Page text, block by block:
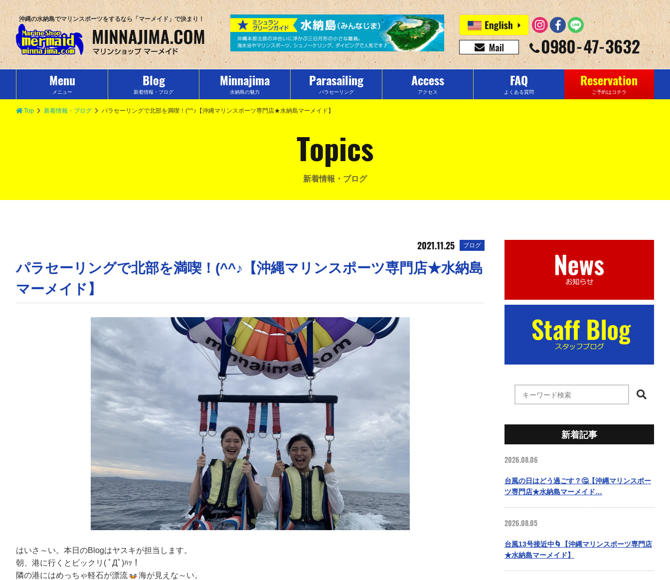
沖縄の水納島でマリンスポーツをするなら「マーメイド」で決まり！
Menu
メニュー
Blog
新着情報・ブログ
Minnajima
水納島の魅力
Parasailing
パラセーリング
Access
アクセス
FAQ
よくある質問
Reservation
ご予約はコチラ
Top 新着情報・ブログ パラセーリングで北部を満喫！(^^♪【沖縄マリンスポーツ専門店★水納島マーメイド】
Topics
新着情報・ブログ
2021.11.25 ブログ
パラセーリングで北部を満喫！(^^♪【沖縄マリンスポーツ専門店★水納島
マーメイド】
はいさ～い。本日のBlogはヤスキが担当します。
朝、港に行くとビックリ( ﾟДﾟ)ﾊｯ！
隣の港にはめっちゃ軽石が漂流
海が見えな～い。
新着記事
2026.08.06
台風の日はどう過ごす？🤔【沖縄マリンスポー
ツ専門店★水納島マーメイド…
2026.08.05
台風13号接近中🌀【沖縄マリンスポーツ専門店
★水納島マーメイド】